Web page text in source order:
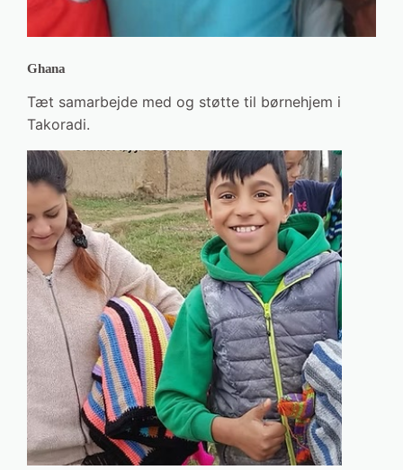
Ghana
Tæt samarbejde med og støtte til børnehjem i
Takoradi.